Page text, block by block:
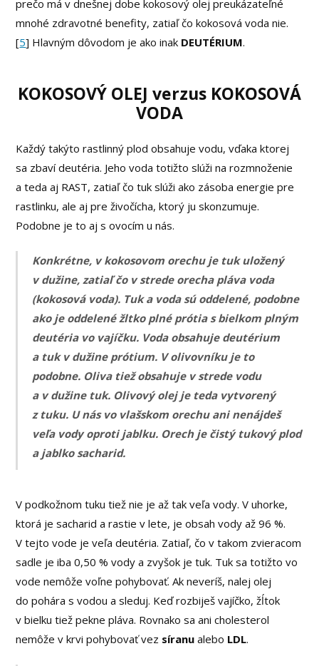
prečo má v dnešnej dobe kokosový olej preukázateľné
mnohé zdravotné benefity, zatiaľ čo kokosová voda nie.
[5] Hlavným dôvodom je ako inak DEUTÉRIUM.
KOKOSOVÝ OLEJ verzus KOKOSOVÁ
VODA
Každý takýto rastlinný plod obsahuje vodu, vďaka ktorej
sa zbaví deutéria. Jeho voda totižto slúži na rozmnoženie
a teda aj RAST, zatiaľ čo tuk slúži ako zásoba energie pre
rastlinku, ale aj pre živočícha, ktorý ju skonzumuje.
Podobne je to aj s ovocím u nás.
Konkrétne, v kokosovom orechu je tuk uložený
v dužine, zatiaľ čo v strede orecha pláva voda
(kokosová voda). Tuk a voda sú oddelené, podobne
ako je oddelené žltko plné prótia s bielkom plným
deutéria vo vajíčku. Voda obsahuje deutérium
a tuk v dužine prótium. V olivovníku je to
podobne. Oliva tiež obsahuje v strede vodu
a v dužine tuk. Olivový olej je teda vytvorený
z tuku. U nás vo vlašskom orechu ani nenájdeš
veľa vody oproti jablku. Orech je čistý tukový plod
a jablko sacharid.
V podkožnom tuku tiež nie je až tak veľa vody. V uhorke,
ktorá je sacharid a rastie v lete, je obsah vody až 96 %.
V tejto vode je veľa deutéria. Zatiaľ, čo v takom zvieracom
sadle je iba 0,50 % vody a zvyšok je tuk. Tuk sa totižto vo
vode nemôže voľne pohybovať. Ak neveríš, nalej olej
do pohára s vodou a sleduj. Keď rozbiješ vajíčko, žĺtok
v bielku tiež pekne pláva. Rovnako sa ani cholesterol
nemôže v krvi pohybovať vez síranu alebo LDL.